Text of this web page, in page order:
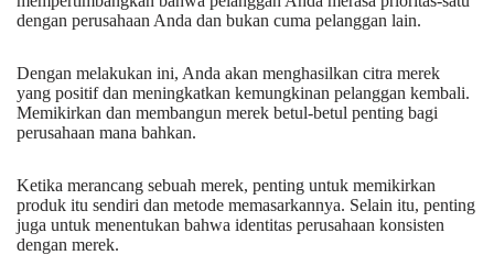
dengan perusahaan Anda dan bukan cuma pelanggan lain.
Dengan melakukan ini, Anda akan menghasilkan citra merek
yang positif dan meningkatkan kemungkinan pelanggan kembali.
Memikirkan dan membangun merek betul-betul penting bagi
perusahaan mana bahkan.
Ketika merancang sebuah merek, penting untuk memikirkan
produk itu sendiri dan metode memasarkannya. Selain itu, penting
juga untuk menentukan bahwa identitas perusahaan konsisten
dengan merek.